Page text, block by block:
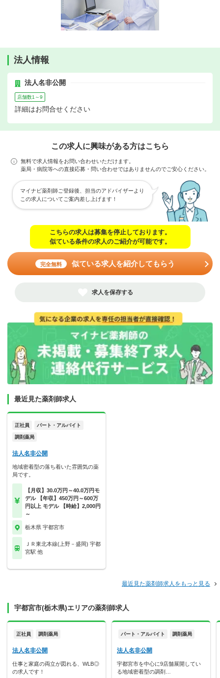
法人情報
法人名非公開
店舗数1～9
詳細はお問合せください
この求人に興味がある方はこちら
無料で求人情報をお問い合わせいただけます。
薬局・病院等への直接応募・問い合わせではありませんのでご安心ください。
マイナビ薬剤師ご登録後、担当のアドバイザーより
この求人についてご案内差し上げます！
こちらの求人は募集を停止しております。
似ている条件の求人のご紹介が可能です。
完全無料 似ている求人を紹介してもらう
求人を保存する
最近見た薬剤師求人
正社員 パート・アルバイト
調剤薬局
法人名非公開
地域密着型の落ち着いた雰囲気の薬
局です。
【月収】30.0万円～40.0万円モ
デル 【年収】450万円～600万
円以上 モデル 【時給】2,000円
～
栃木県 宇都宮市
ＪＲ東北本線(上野－盛岡) 宇都
宮駅 他
最近見た薬剤師求人をもっと見る
宇都宮市(栃木県)エリアの薬剤師求人
正社員 調剤薬局
法人名非公開
仕事と家庭の両立が図れる、WLB◎
の求人です！
パート・アルバイト 調剤薬局
法人名非公開
宇都宮市を中心に9店舗展開してい
る地域密着型の調剤…